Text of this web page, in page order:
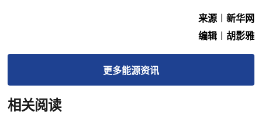
来源︱新华网
编辑︱胡影雅
更多能源资讯
相关阅读